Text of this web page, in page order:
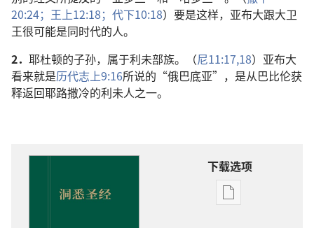
20:24； 王上12:18； 代下10:18）要是这样，亚布大跟大卫
王很可能是同时代的人。
2． 耶杜顿的子孙，属于利未部族。（尼11:17,18）亚布大
看来就是历代志上9:16所说的“俄巴底亚”，是从巴比伦获
释返回耶路撒冷的利未人之一。
下载选项
电